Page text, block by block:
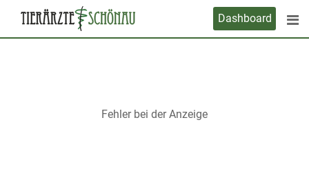
Dashboard
Fehler bei der Anzeige